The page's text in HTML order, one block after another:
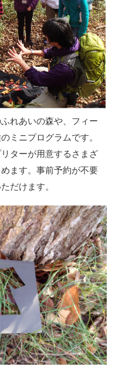
れあいの森や、フィー
ミニプログラムです。
ターが用意するさまざ
ます。事前予約が不要
だけます。